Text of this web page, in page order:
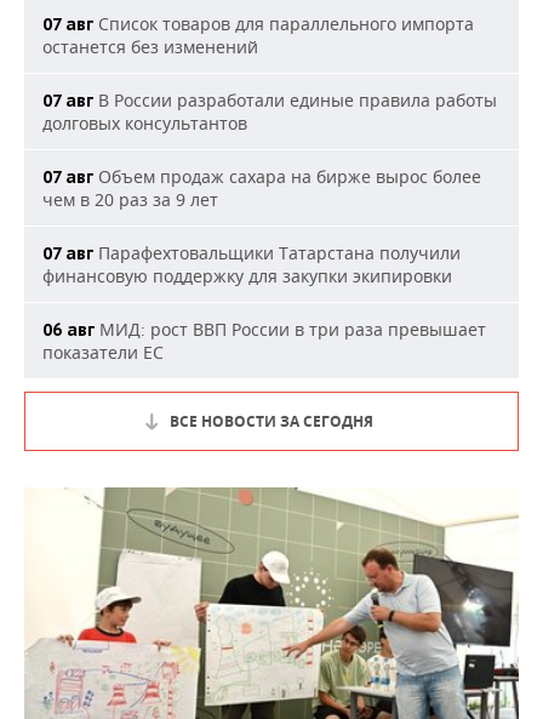
07 авг Список товаров для параллельного импорта
останется без изменений
07 авг В России разработали единые правила работы
долговых консультантов
07 авг Объем продаж сахара на бирже вырос более
чем в 20 раз за 9 лет
07 авг Парафехтовальщики Татарстана получили
финансовую поддержку для закупки экипировки
06 авг МИД: рост ВВП России в три раза превышает
показатели ЕС
ВСЕ НОВОСТИ ЗА СЕГОДНЯ